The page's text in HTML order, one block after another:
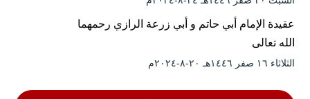
عقيدة الإمام أبي حاتم و أبي زرعة الرازي رحمهما
الله تعالى
الثلاثاء ۱٦ صفر ۱٤٤٦هـ ۲۰-۸-۲۰۲٤م